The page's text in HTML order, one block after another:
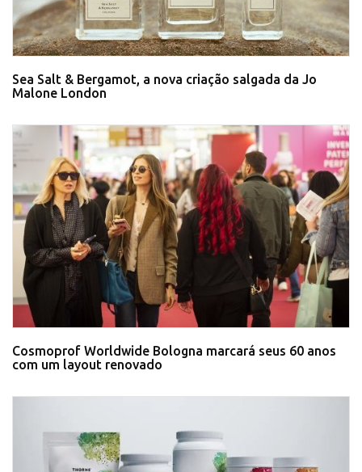
Sea Salt & Bergamot, a nova criação salgada da Jo
Malone London
Cosmoprof Worldwide Bologna marcará seus 60 anos
com um layout renovado